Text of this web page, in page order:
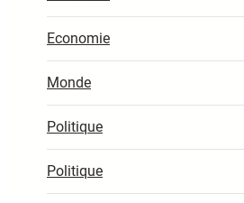
Economie
Monde
Politique
Politique